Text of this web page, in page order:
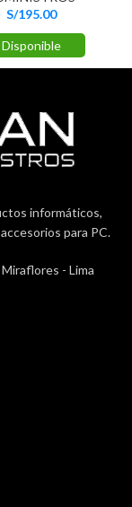
S/195.00
Disponible
informáticos,
para PC.
- Lima